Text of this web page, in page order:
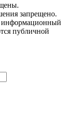
запрещено.
информационный
публичной